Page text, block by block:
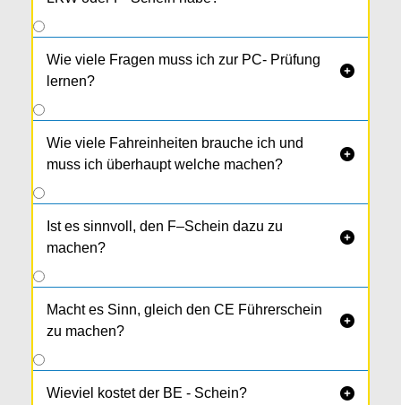
Wie viele Fragen muss ich zur PC- Prüfung
lernen?

Wie viele Fahreinheiten brauche ich und
muss ich überhaupt welche machen?

Ist es sinnvoll, den F–Schein dazu zu
machen?

Macht es Sinn, gleich den CE Führerschein
zu machen?

Wieviel kostet der BE - Schein? 